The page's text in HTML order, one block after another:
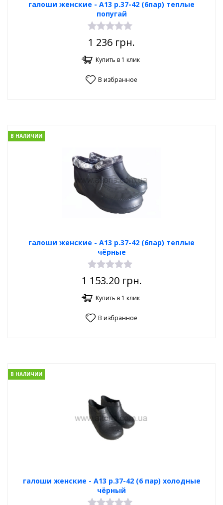
галоши женские - А13 р.37-42 (6пар) теплые
попугай
1 236 грн.
Купить в 1 клик
В избранное
галоши женские - А13 р.37-42 (6пар) теплые
чёрные
В НАЛИЧИИ
1 153.20грн.
Купить в 1 клик
В избранное
галоши женские - А13 р.37-42 (6 пар) холодные
чёрный
В НАЛИЧИИ